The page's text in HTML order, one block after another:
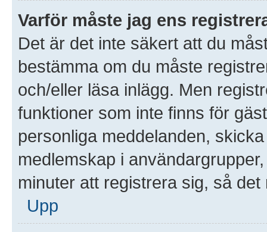
Varför måste jag ens
Det är det inte säkert att du
bestämma om du måste
och/eller läsa inlägg. Men
funktioner som inte finns för
personliga meddelanden,
medlemskap i
minuter att registrera sig, så
Upp